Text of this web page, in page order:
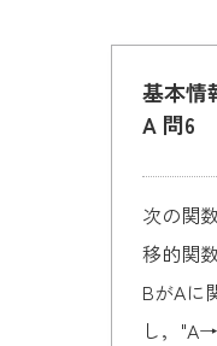
基本情
A 問6
次の関
移的関
BがAに
し，